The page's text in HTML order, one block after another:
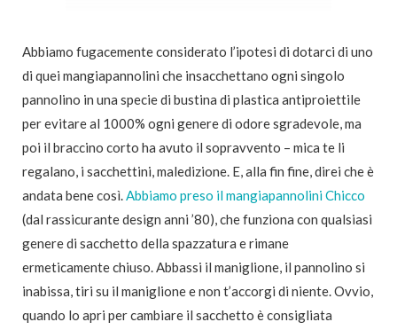
Abbiamo fugacemente considerato l’ipotesi di dotarci di uno
di quei mangiapannolini che insacchettano ogni singolo
pannolino in una specie di bustina di plastica antiproiettile
per evitare al 1000% ogni genere di odore sgradevole, ma
poi il braccino corto ha avuto il sopravvento – mica te li
regalano, i sacchettini, maledizione. E, alla fin fine, direi che è
andata bene così.Abbiamo preso il mangiapannolini Chicco
(dal rassicurante design anni ’80), che funziona con qualsiasi
genere di sacchetto della spazzatura e rimane
ermeticamente chiuso. Abbassi il maniglione, il pannolino si
inabissa, tiri su il maniglione e non t’accorgi di niente. Ovvio,
quando lo apri per cambiare il sacchetto è consigliata